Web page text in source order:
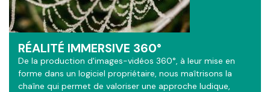
RÉALITÉ IMMERSIVE 360°
De la production d'images-vidéos 360°, à leur mise en
forme dans un logiciel propriétaire, nous maîtrisons la
chaîne qui permet de valoriser une approche ludique,